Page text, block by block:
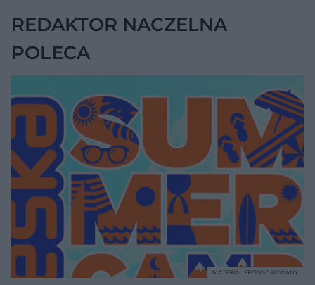
REDAKTOR NACZELNA
POLECA
MATERIAŁ SPONSOROWANY